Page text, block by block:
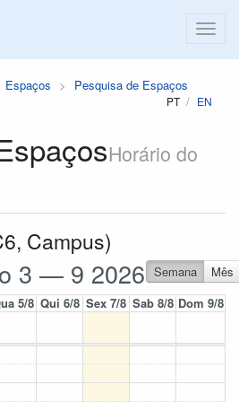
Espaços Pesquisa de Espaços
PT EN
Horário do
Campus)
3 — 9 2026 Semana
Mês
5/8 Qui 6/8 Sex 7/8 Sab 8/8 Dom 9/8